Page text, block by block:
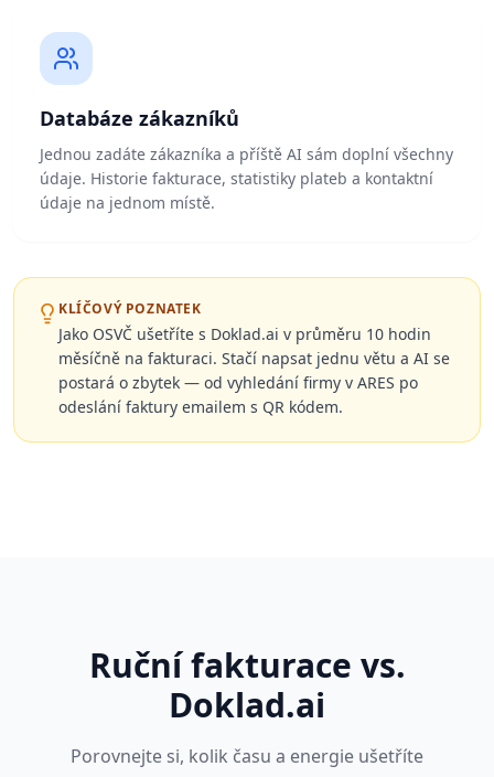
Databáze zákazníků
Jednou zadáte zákazníka a příště AI sám doplní všechny
údaje. Historie fakturace, statistiky plateb a kontaktní
údaje na jednom místě.
KLÍČOVÝ POZNATEK
Jako OSVČ ušetříte s Doklad.ai v průměru 10 hodin
měsíčně na fakturaci. Stačí napsat jednu větu a AI se
postará o zbytek — od vyhledání firmy v ARES po
odeslání faktury emailem s QR kódem.
Ruční fakturace vs.
Doklad.ai
Porovnejte si, kolik času a energie ušetříte